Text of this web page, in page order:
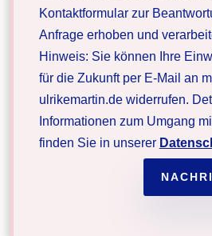
Kontaktformular zur
Anfrage erhoben und
Hinweis: Sie können Ihre
für die Zukunft per E-Mail an
ulrikemartin.de widerrufen.
Informationen zum Umgang
finden Sie in unserer